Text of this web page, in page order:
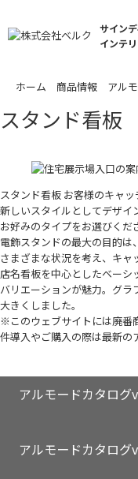
サイン
インテ
ホーム 商品情報 アル
スタンド看板
スタンド看板 お客様のキャ
新しいスタイルとしてデザイ
お好みのタイプをお選びくだ
電飾スタンドの最大の目的は
さまざまな状況を考え、キャ
店名看板を中心としたベーシ
バリエーションが魅力。グラ
大きくしました。
※このウェブサイトには廃番
件導入やご購入の際は最新の
アルモードカタロ
アルモードカタロ